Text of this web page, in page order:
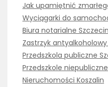
Jak upamiętnić
Wyciągarki do
Biura notarialne Szczecin
Zastrzyk
Przedszkola publiczne
Przedszkole
Nieruchomości Koszalin